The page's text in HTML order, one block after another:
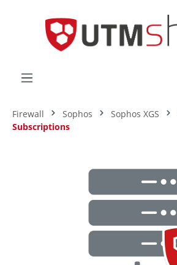
Firewall Sophos Sophos XGS
Subscriptions